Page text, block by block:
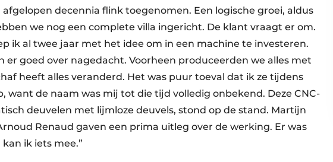
decennia flink toegenomen. Een logische groei, aldus
we nog een complete villa ingericht. De klant vraagt er om.
ik al twee jaar met het idee om in een machine te investeren.
er goed over nagedacht. Voorheen produceerden we alles met
heeft alles veranderd. Het was puur toeval dat ik ze tijdens
want de naam was mij tot die tijd volledig onbekend. Deze CNC-
deuvelen met lijmloze deuvels, stond op de stand. Martijn
Renaud gaven een prima uitleg over de werking. Er was
ik iets mee.”